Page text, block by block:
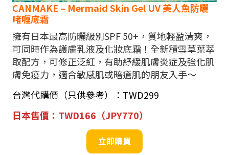
CANMAKE – Mermaid Skin Gel UV 美人魚防曬
啫喱底霜
擁有日本最高防曬級別SPF 50+，質地輕盈清爽，
可同時作為護膚乳液及化妝底霜！全新積雪草葉萃
取配方，可修正泛紅，有助紓緩肌膚炎症及強化肌
膚免疫力，適合敏感肌或暗瘡肌的朋友入手～
台灣代購價（只供參考）：TWD299
日本售價： TWD166（JPY770）
立即購買